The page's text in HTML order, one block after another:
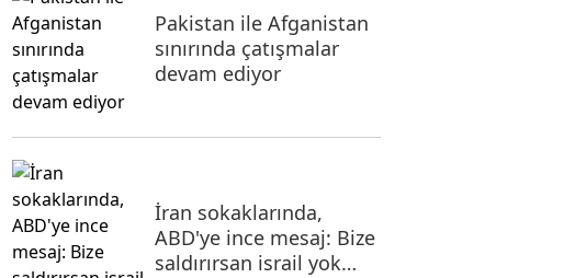
Pakistan ile Afganistan
sınırında çatışmalar
devam ediyor
İran sokaklarında,
ABD'ye ince mesaj: Bize
saldırırsan israil yok